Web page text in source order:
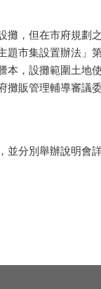
，但在市府規劃
題市集設置辦法」
本，設攤範圍土地
攤販管理輔導審議
分別舉辦說明會